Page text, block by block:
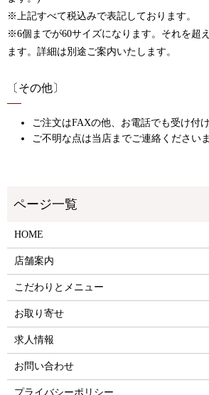
※上記すべて税込みで表記しております。
※6個までが60サイズになります。それを超
ます。詳細は別途ご案内いたします。
〔その他〕
ご注文はFAXの他、お電話でも受け付け
ご不明な点は当店までご連絡くださいま
HOME
店舗案内
こだわりとメニュー
お取り寄せ
求人情報
お問い合わせ
プライバシーポリシー